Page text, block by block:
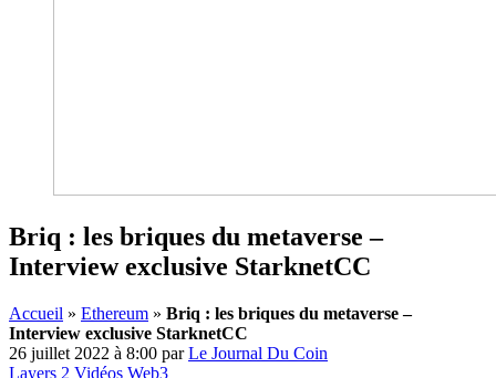
Briq : les briques du metaverse –
Interview exclusive StarknetCC
Accueil » Ethereum » Briq : les briques du metaverse –
Interview exclusive StarknetCC
26 juillet 2022 à 8:00 parLe Journal Du Coin
Layers 2 Vidéos Web3